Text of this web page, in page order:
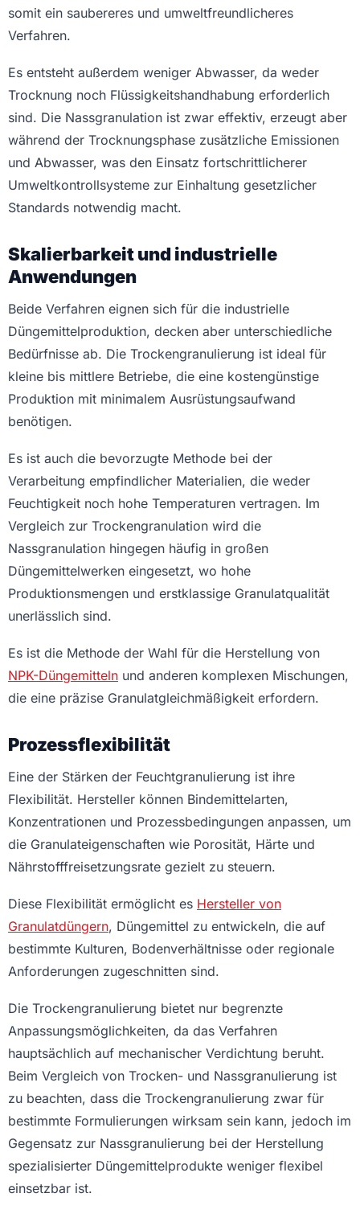
somit ein saubereres und umweltfreundlicheres
Verfahren.
Es entsteht außerdem weniger Abwasser, da weder
Trocknung noch Flüssigkeitshandhabung erforderlich
sind. Die Nassgranulation ist zwar effektiv, erzeugt aber
während der Trocknungsphase zusätzliche Emissionen
und Abwasser, was den Einsatz fortschrittlicherer
Umweltkontrollsysteme zur Einhaltung gesetzlicher
Standards notwendig macht.
Skalierbarkeit und industrielle
Anwendungen
Beide Verfahren eignen sich für die industrielle
Düngemittelproduktion, decken aber unterschiedliche
Bedürfnisse ab. Die Trockengranulierung ist ideal für
kleine bis mittlere Betriebe, die eine kostengünstige
Produktion mit minimalem Ausrüstungsaufwand
benötigen.
Es ist auch die bevorzugte Methode bei der
Verarbeitung empfindlicher Materialien, die weder
Feuchtigkeit noch hohe Temperaturen vertragen. Im
Vergleich zur Trockengranulation wird die
Nassgranulation hingegen häufig in großen
Düngemittelwerken eingesetzt, wo hohe
Produktionsmengen und erstklassige Granulatqualität
unerlässlich sind.
Es ist die Methode der Wahl für die Herstellung von
NPK-Düngemitteln und anderen komplexen Mischungen,
die eine präzise Granulatgleichmäßigkeit erfordern.
Prozessflexibilität
Eine der Stärken der Feuchtgranulierung ist ihre
Flexibilität. Hersteller können Bindemittelarten,
Konzentrationen und Prozessbedingungen anpassen, um
die Granulateigenschaften wie Porosität, Härte und
Nährstofffreisetzungsrate gezielt zu steuern.
Diese Flexibilität ermöglicht es Hersteller von
Granulatdüngern, Düngemittel zu entwickeln, die auf
bestimmte Kulturen, Bodenverhältnisse oder regionale
Anforderungen zugeschnitten sind.
Die Trockengranulierung bietet nur begrenzte
Anpassungsmöglichkeiten, da das Verfahren
hauptsächlich auf mechanischer Verdichtung beruht.
Beim Vergleich von Trocken- und Nassgranulierung ist
zu beachten, dass die Trockengranulierung zwar für
bestimmte Formulierungen wirksam sein kann, jedoch im
Gegensatz zur Nassgranulierung bei der Herstellung
spezialisierter Düngemittelprodukte weniger flexibel
einsetzbar ist.